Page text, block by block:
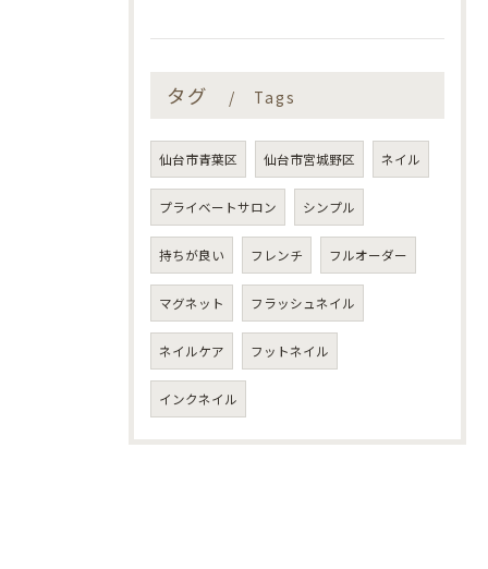
タグ Tags
仙台市青葉区 仙台市宮城野区 ネイル
プライベートサロン シンプル
持ちが良い フレンチ フルオーダー
マグネット フラッシュネイル
ネイルケア フットネイル
インクネイル